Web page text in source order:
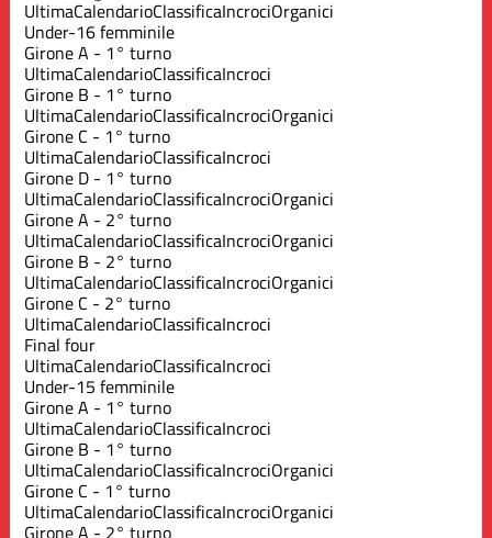
UltimaCalendarioClassificaIncrociOrganici
Under-16 femminile
Girone A - 1° turno
UltimaCalendarioClassificaIncroci
Girone B - 1° turno
UltimaCalendarioClassificaIncrociOrganici
Girone C - 1° turno
UltimaCalendarioClassificaIncroci
Girone D - 1° turno
UltimaCalendarioClassificaIncrociOrganici
Girone A - 2° turno
UltimaCalendarioClassificaIncrociOrganici
Girone B - 2° turno
UltimaCalendarioClassificaIncrociOrganici
Girone C - 2° turno
UltimaCalendarioClassificaIncroci
Final four
UltimaCalendarioClassificaIncroci
Under-15 femminile
Girone A - 1° turno
UltimaCalendarioClassificaIncroci
Girone B - 1° turno
UltimaCalendarioClassificaIncrociOrganici
Girone C - 1° turno
UltimaCalendarioClassificaIncrociOrganici
Girone A - 2° turno